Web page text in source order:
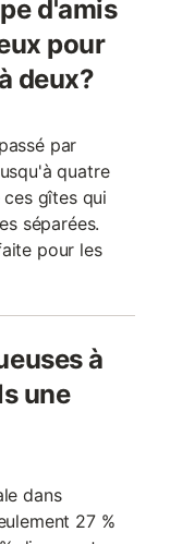
d'amis
pour
deux?
par
quatre
gîtes qui
séparées.
pour les
à
une
dans
27 %